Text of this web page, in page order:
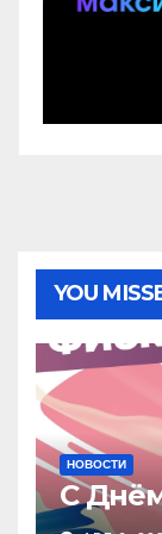
YOU
НОВОСТИ
С